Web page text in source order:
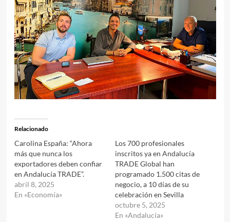
Relacionado
Carolina España: “Ahora
más que nunca los
exportadores deben confiar
en Andalucía TRADE”.
abril 8, 2025
En «Economía»
Los 700 profesionales
inscritos ya en Andalucía
TRADE Global han
programado 1.500 citas de
negocio, a 10 días de su
celebración en Sevilla
octubre 5, 2025
En «Andalucía»